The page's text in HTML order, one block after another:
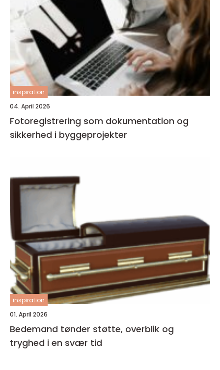
inspiration
04. April 2026
Fotoregistrering som dokumentation og
sikkerhed i byggeprojekter
inspiration
01. April 2026
Bedemand tønder støtte, overblik og
tryghed i en svær tid